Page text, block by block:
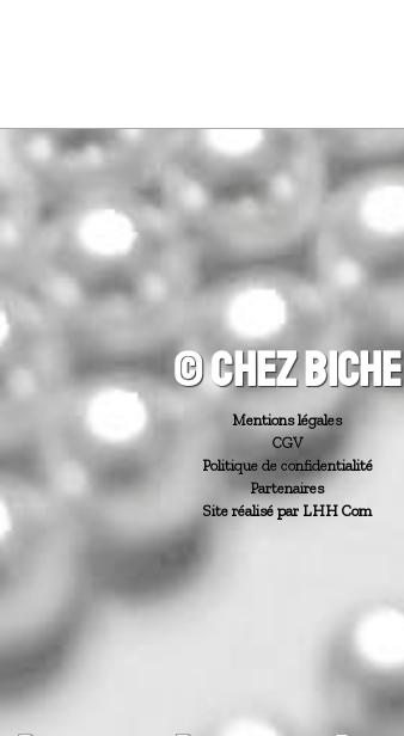
© CHEZ BICHE
Mentions légales
CGV
Politique de confidentialité
Partenaires
Site réalisé par LHH Com